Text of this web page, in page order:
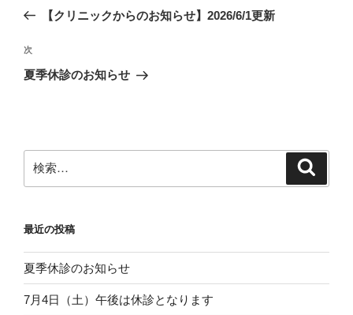
ビ
ゲ
ン
の
稿
【クリニックからのお知らせ】2026/6/1更新
次
の
次
夏季休診のお知らせ
索:
最近の投稿
夏季休診のお知らせ
7月4日（土）午後は休診となります